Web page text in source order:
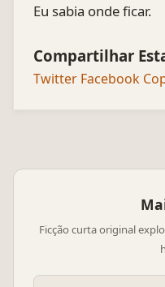
Eu sabia onde ficar.
Compartilhar
Twitter Facebook
Ficção curta original